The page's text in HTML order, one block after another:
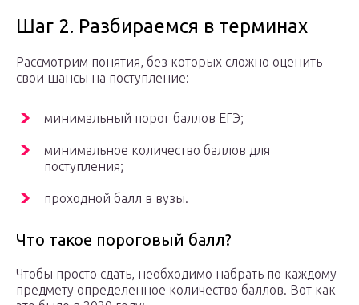
Шаг 2. Разбираемся в терминах
Рассмотрим понятия, без которых сложно оценить
свои шансы на поступление:
минимальный порог баллов ЕГЭ;
минимальное количество баллов для
поступления;
проходной балл в вузы.
Что такое пороговый балл?
Чтобы просто сдать, необходимо набрать по каждому
предмету определенное количество баллов. Вот как